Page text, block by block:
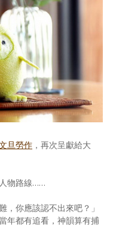
旦勞作 ，再次呈獻給大
物路線……
，你應該認不出來吧？」
年都有追看，神韻算有捕